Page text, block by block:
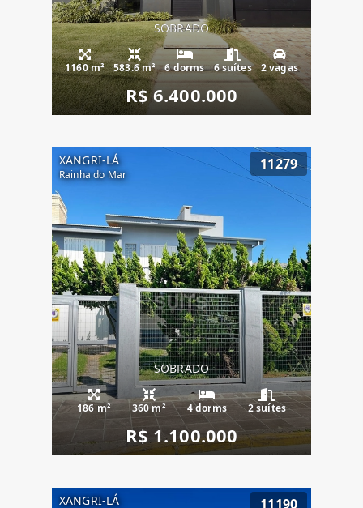
SOBRADO
1160 m² 583.6 m² 6 dorms 6 suítes 2 vagas
R$ 6.400.000
XANGRI-LÁ
Rainha do Mar
11279
SOBRADO
186 m² 360 m² 4 dorms 2 suítes
R$ 1.100.000
XANGRI-LÁ 11190